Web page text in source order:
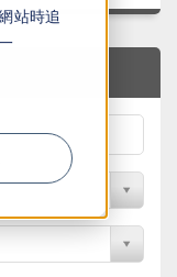
站時追